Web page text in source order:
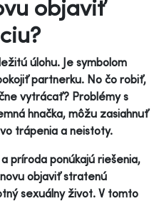
objaviť
úlohu. Je symbolom
partnerku. No čo robiť,
vytrácať? Problémy s
hnačka, môžu zasiahnuť
trápenia a neistoty.
príroda ponúkajú riešenia,
objaviť stratenú
sexuálny život. V tomto